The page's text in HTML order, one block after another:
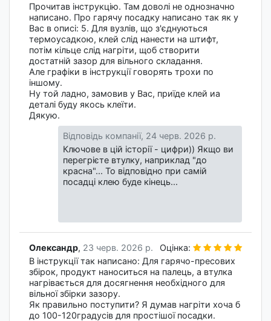
Прочитав інструкцію. Там доволі не однозначно
написано. Про гарячу посадку написано так як у
Вас в описі: 5. Для вузлів, що з'єднуються
термоусадкою, клей слід нанести на штифт,
потім кільце слід нагріти, щоб створити
достатній зазор для вільного складання.
Але графіки в інструкції говорять трохи по
іншому.
Ну той ладно, замовив у Вас, приїде клей иа
деталі буду якось клеїти.
Дякую.
Відповідь компанії, 24 черв. 2026 р.
Ключове в цій історії - цифри)) Якщо ви
перегрієте втулку, наприклад "до
красна"... То відповідно при самій
посадці клею буде кінець...
Оцінка:
Олександр, 23 черв. 2026 р.
В інструкції так написано: Для гарячо-пресових
збірок, продукт наноситься на палець, а втулка
нагрівається для досягнення необхідного для
вільної збірки зазору.
Як правильно поступити? Я думав нагріти хоча б
до 100-120градусів для простішої посадки.